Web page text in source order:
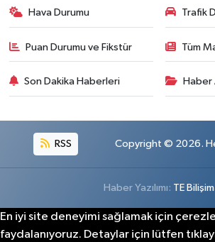
Hava Durumu Trafik
Puan Durumu ve Fikstür Tüm
Son Dakika Haberleri Haber
RSS Copyright © 2026. Her
Haber Yazılımı: TE Bilişim
En iyi site deneyimi sağlamak için
faydalanıyoruz. Detaylar için lütfen